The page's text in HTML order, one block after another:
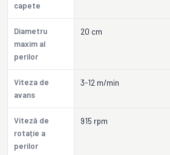
capete
Diametru
maxim al
perilor
20 cm
Viteza de
avans
3-12 m/min
Viteză de
rotație a
perilor
915 rpm